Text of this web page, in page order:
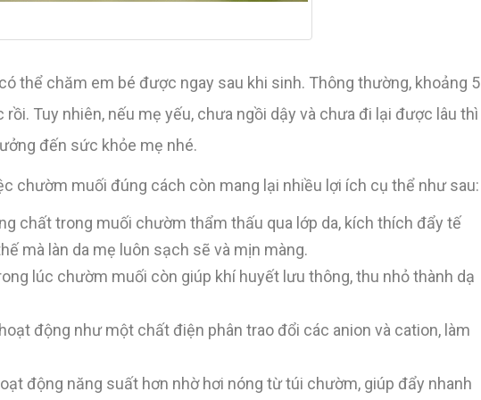
thể chăm em bé được ngay sau khi sinh. Thông thường, khoảng 5
Tuy nhiên, nếu mẹ yếu, chưa ngồi dậy và chưa đi lại được lâu thì
đến sức khỏe mẹ nhé.
chườm muối đúng cách còn mang lại nhiều lợi ích cụ thể như sau:
chất trong muối chườm thẩm thấu qua lớp da, kích thích đẩy tế
mà làn da mẹ luôn sạch sẽ và mịn màng.
lúc chườm muối còn giúp khí huyết lưu thông, thu nhỏ thành dạ
động như một chất điện phân trao đổi các anion và cation, làm
động năng suất hơn nhờ hơi nóng từ túi chườm, giúp đẩy nhanh